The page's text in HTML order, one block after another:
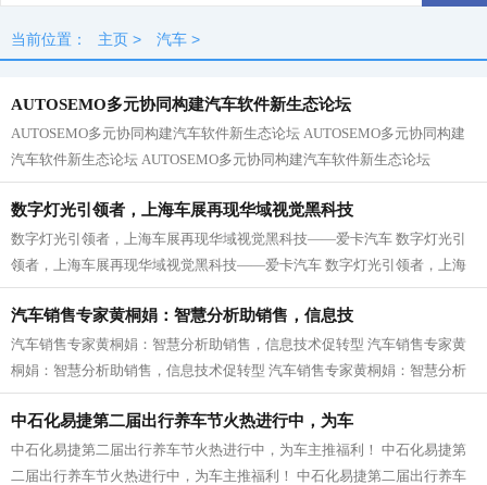
当前位置： 主页 > 汽车 >
AUTOSEMO多元协同构建汽车软件新生态论坛
AUTOSEMO多元协同构建汽车软件新生态论坛 AUTOSEMO多元协同构建
汽车软件新生态论坛 AUTOSEMO多元协同构建汽车软件新生态论坛
AUTOSEMO多元协同构建汽车软件新生态论坛 AUTOSEMO多元协同构建...
数字灯光引领者，上海车展再现华域视觉黑科技
数字灯光引领者，上海车展再现华域视觉黑科技——爱卡汽车 数字灯光引
领者，上海车展再现华域视觉黑科技——爱卡汽车 数字灯光引领者，上海
车展再现华域视觉黑科技——爱卡汽...
汽车销售专家黄桐娟：智慧分析助销售，信息技
汽车销售专家黄桐娟：智慧分析助销售，信息技术促转型 汽车销售专家黄
桐娟：智慧分析助销售，信息技术促转型 汽车销售专家黄桐娟：智慧分析
助销售，信息技术促转型 汽车销售专...
中石化易捷第二届出行养车节火热进行中，为车
中石化易捷第二届出行养车节火热进行中，为车主推福利！ 中石化易捷第
二届出行养车节火热进行中，为车主推福利！ 中石化易捷第二届出行养车